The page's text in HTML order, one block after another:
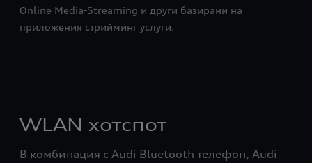
Online Media-Streaming и други базирани на
приложения стрийминг услуги.
WLAN хотспот
В комбинация с Audi Bluetooth телефон, Audi